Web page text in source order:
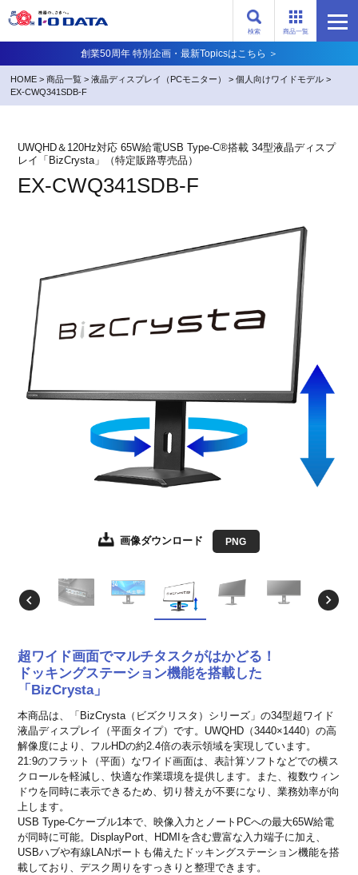
検索 商品一覧
創業50周年 特別企画・最新Topicsはこちら ＞
HOME >商品一覧 >液晶ディスプレイ（PCモニター） >個人向けワイドモデル >
EX-CWQ341SDB-F
UWQHD＆120Hz対応 65W給電USB Type-C®搭載 34型液晶ディスプ
レイ「BizCrysta」（特定販路専売品）
EX-CWQ341SDB-F
画像ダウンロード PNG
画像ダウンロード JPEG
画像ダウンロード JPEG
画像ダウンロード JPEG
画像ダウンロード JPEG
画像ダウンロード JPEG
超ワイド画面でマルチタスクがはかどる！
ドッキングステーション機能を搭載した
「BizCrysta」
本商品は、「BizCrysta（ビズクリスタ）シリーズ」の34型超ワイド
液晶ディスプレイ（平面タイプ）です。UWQHD（3440×1440）の高
解像度により、フルHDの約2.4倍の表示領域を実現しています。
21:9のフラット（平面）なワイド画面は、表計算ソフトなどでの横ス
クロールを軽減し、快適な作業環境を提供します。また、複数ウィン
ドウを同時に表示できるため、切り替えが不要になり、業務効率が向
上します。
USB Type-Cケーブル1本で、映像入力とノートPCへの最大65W給電
が同時に可能。DisplayPort、HDMIを含む豊富な入力端子に加え、
USBハブや有線LANポートも備えたドッキングステーション機能を搭
載しており、デスク周りをすっきりと整理できます。